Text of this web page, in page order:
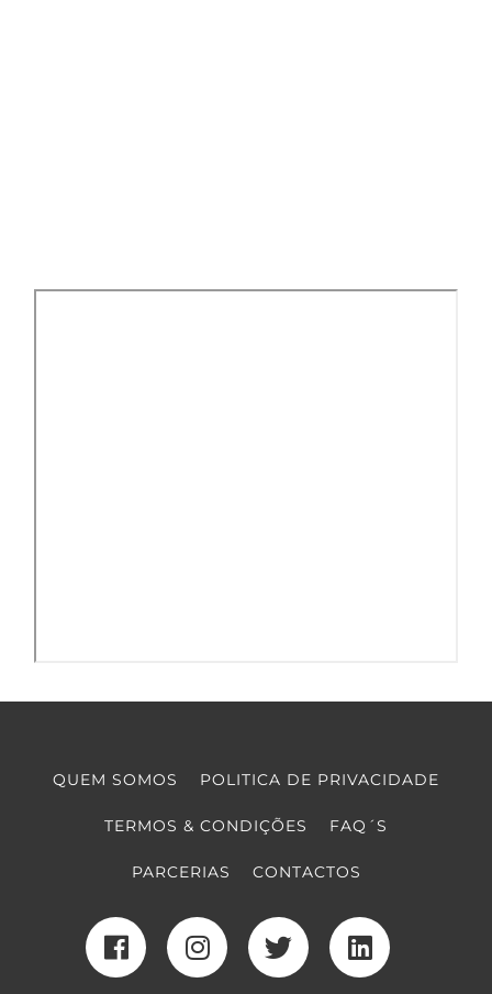
QUEM SOMOS POLITICA DE PRIVACIDADE
TERMOS & CONDIÇÕES FAQ´S
PARCERIAS CONTACTOS